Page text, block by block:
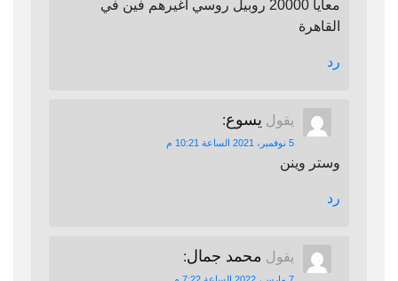
معايا 20000 روبيل روسي اغيرهم فين في
القاهرة
رد
يقول يسوع:
5 نوفمبر، 2021 الساعة 10:21 م
وستر وينن
رد
يقول محمد جمال: